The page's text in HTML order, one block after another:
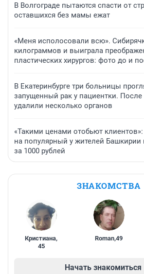
В Волгограде пытаются спасти от
оставшихся без мамы ежат
«Меня исполосовали всю».
килограммов и выиграла
пластических хирургов: фото до и
В Екатеринбурге три больницы
запущенный рак у пациентки. После
удалили несколько органов
«Такими ценами отобьют
на популярный у жителей Башкирии
за 1000 рублей
ЗНАКОМСТВА
Кристиана,
45
Roman,49
Начать знакомиться